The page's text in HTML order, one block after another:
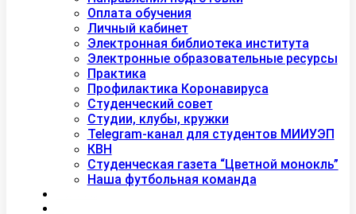
Оплата обучения
Личный кабинет
Электронная библиотека института
Электронные образовательные ресурсы
Практика
Профилактика Коронавируса
Студенческий совет
Студии, клубы, кружки
Telegram-канал для студентов МИИУЭП
КВН
Студенческая газета “Цветной монокль”
Наша футбольная команда